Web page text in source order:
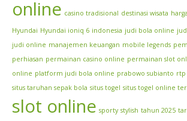
online casino tradisional destinasi wisata
Hyundai Hyundai ioniq 6 indonesia judi bola online
judi online manajemen keuangan mobile legends
perhiasan permainan casino online permainan slot
online platform judi bola online prabowo subianto rtp
situs taruhan sepak bola situs togel situs togel online
slot online sporty stylish tahun 2025